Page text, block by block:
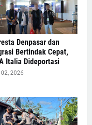
Denpasar dan
Bertindak Cepat,
Italia Dideportasi
02, 2026